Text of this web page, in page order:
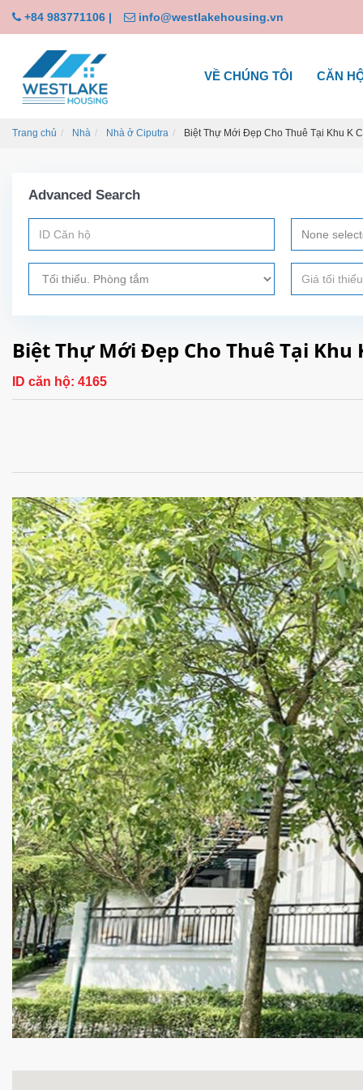
+84 983771106 | info@westlakehousing.vn
VỀ CHÚNG TÔI CĂN
Trang chủ Nhà Nhà ở Ciputra Biệt Thự Mới Đẹp Cho Thuê Tại Khu K
Advanced Search
None
Biệt Thự Mới Đẹp Cho Thuê Tại Khu
ID căn hộ: 4165